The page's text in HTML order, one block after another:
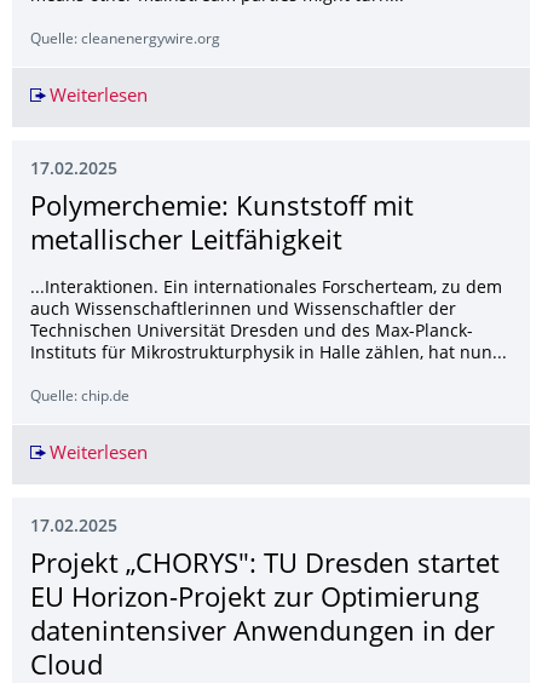
Quelle: cleanenergywire.org
Weiterlesen
17.02.2025
Polymerchemie: Kunststoff mit
metallischer Leitfähigkeit
...Interaktionen. Ein internationales Forscherteam, zu dem
auch Wissenschaftlerinnen und Wissenschaftler der
Technischen Universität Dresden und des Max-Planck-
Instituts für Mikrostrukturphysik in Halle zählen, hat nun...
Quelle: chip.de
Weiterlesen
17.02.2025
Projekt „CHORYS": TU Dresden startet
EU Horizon-Projekt zur Optimierung
datenintensiver Anwendungen in der
Cloud